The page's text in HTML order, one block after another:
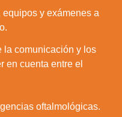
y exámenes a
la comunicación y los
en cuenta entre el
oftalmológicas.